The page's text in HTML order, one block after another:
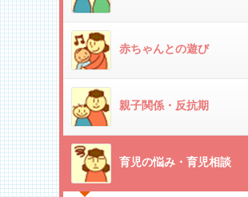
赤ちゃんとの遊び
親子関係・反抗期
育児の悩み・育児相談